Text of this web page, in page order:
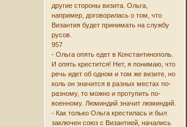
другие стороны визита. Ольга,
например, договорилась о том, что
Византия будет принимать на службу
русов.
957
- Ольга опять едет в Константинополь.
И опять крестится! Нет, я понимаю, что
речь идет об одном и том же визите, но
коль он значится в разных местах по-
разному, то можно и протупить по-
военному. Люминдий значит люминдий.
- Как только Ольга крестилась и был
заключен союз с Византией, начались